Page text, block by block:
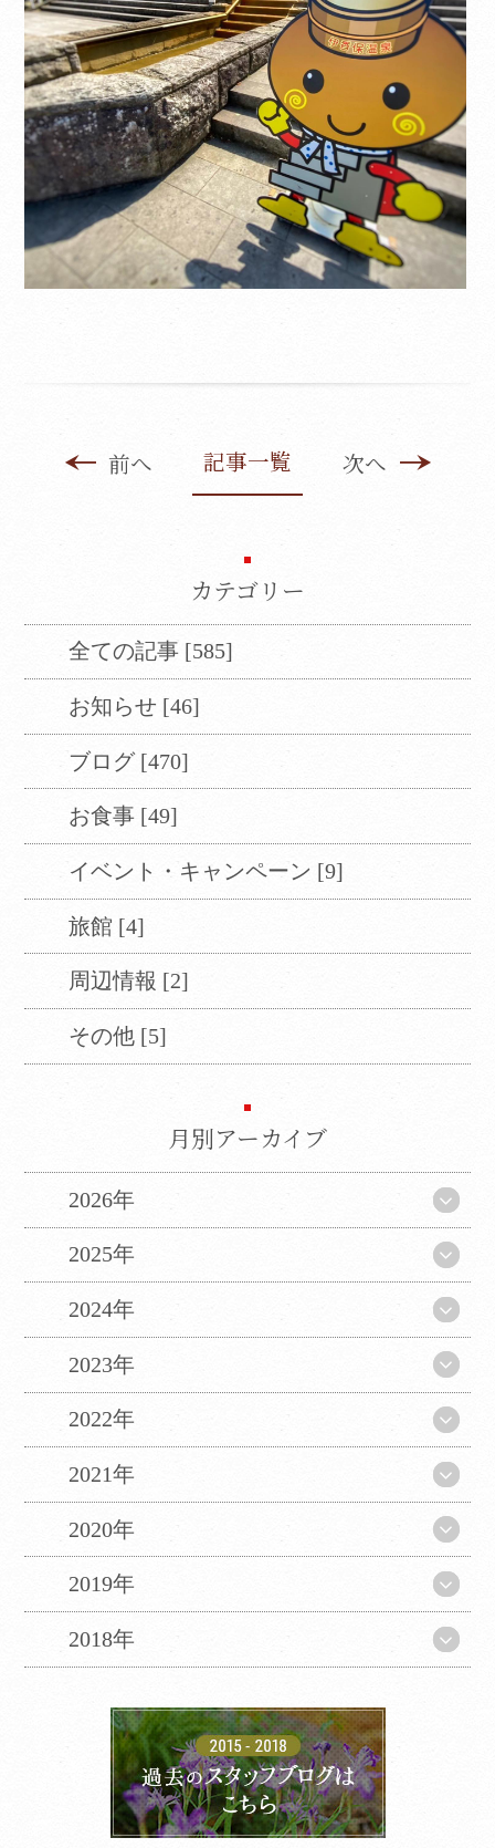
前へ 記事一覧 次へ
カテゴリー
全ての記事 [585]
お知らせ [46]
ブログ [470]
お食事 [49]
イベント・キャンペーン [9]
旅館 [4]
周辺情報 [2]
その他 [5]
月別アーカイブ
2026年
2025年
2024年
2023年
2022年
2021年
2020年
2019年
2018年